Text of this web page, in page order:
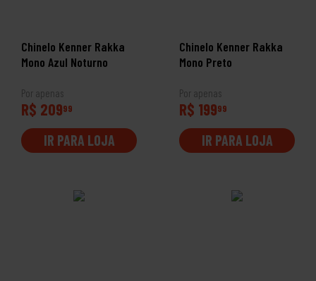
Chinelo Kenner Rakka
Mono Azul Noturno
Por apenas
R$ 20999
IR PARA LOJA
Chinelo Kenner Rakka
Mono Preto
Por apenas
R$ 19999
IR PARA LOJA